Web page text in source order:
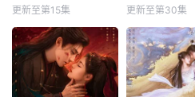
更新至第15集 更新至第30集